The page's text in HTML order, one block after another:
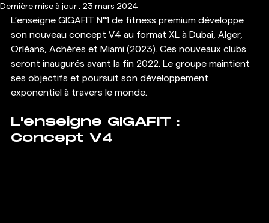
Dernière mise à jour : 23 mars 2024
L’enseigne GIGAFIT N°1 de fitness premium développe
son nouveau concept V4 au format XL à Dubai, Alger,
Orléans, Achères et Miami (2023). Ces nouveaux clubs
seront inaugurés avant la fin 2022. Le groupe maintient
ses objectifs et poursuit son développement
exponentiel à travers le monde.
L'enseigne GIGAFIT :
Concept V4